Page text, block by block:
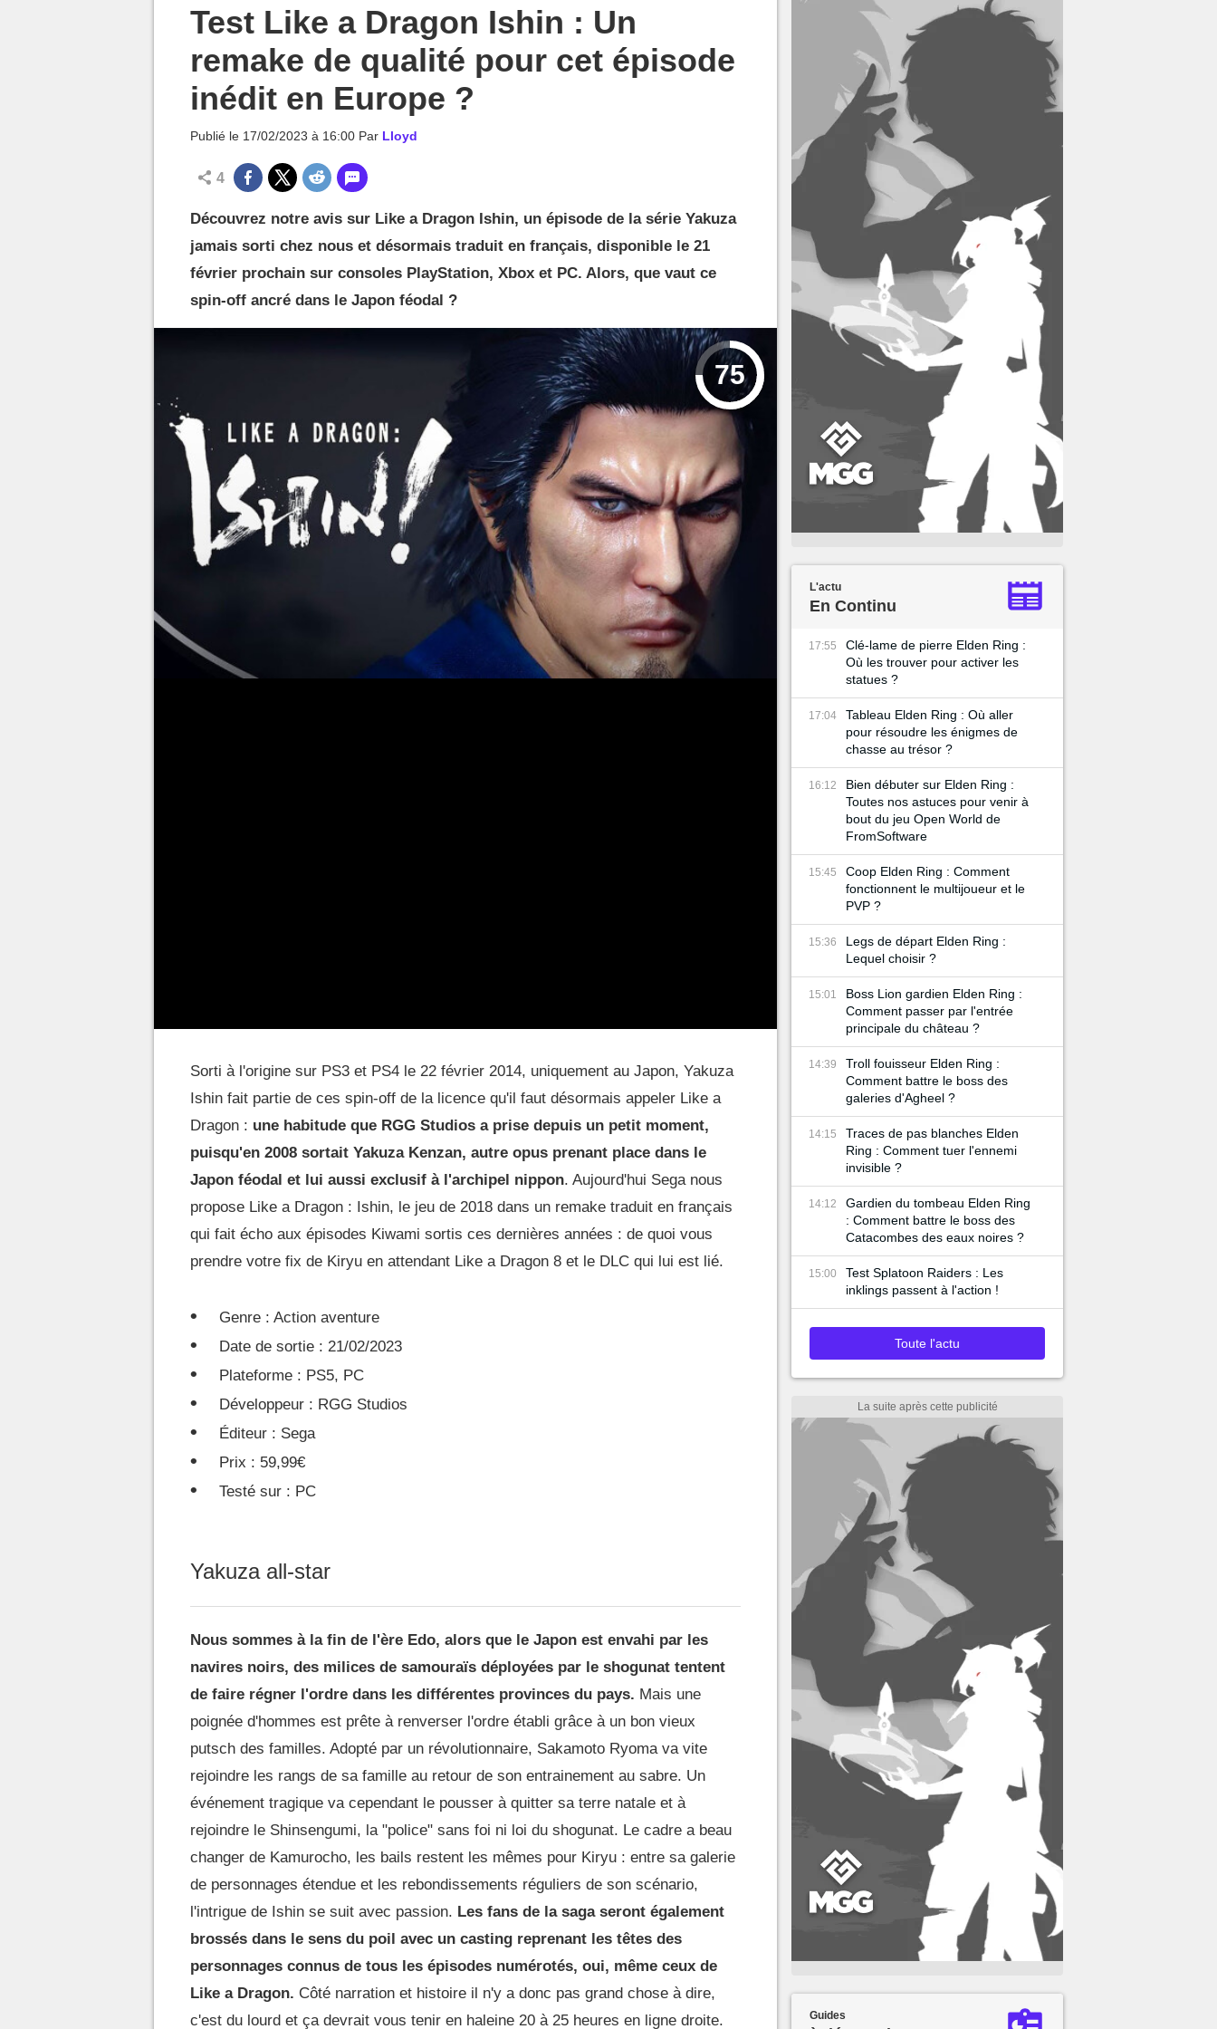
Test Like a Dragon Ishin : Un
remake de qualité pour cet épisode
inédit en Europe ?
Publié le 17/02/2023 à 16:00 Par Lloyd
4
Découvrez notre avis sur Like a Dragon Ishin, un épisode de la série Yakuza
jamais sorti chez nous et désormais traduit en français, disponible le 21
février prochain sur consoles PlayStation, Xbox et PC. Alors, que vaut ce
spin-off ancré dans le Japon féodal ?
75
Sorti à l'origine sur PS3 et PS4 le 22 février 2014, uniquement au Japon, Yakuza
Ishin fait partie de ces spin-off de la licence qu'il faut désormais appeler Like a
Dragon : une habitude que RGG Studios a prise depuis un petit moment,
puisqu'en 2008 sortait Yakuza Kenzan, autre opus prenant place dans le
Japon féodal et lui aussi exclusif à l'archipel nippon. Aujourd'hui Sega nous
propose Like a Dragon : Ishin, le jeu de 2018 dans un remake traduit en français
qui fait écho aux épisodes Kiwami sortis ces dernières années : de quoi vous
prendre votre fix de Kiryu en attendant Like a Dragon 8 et le DLC qui lui est lié.
Genre : Action aventure
Date de sortie : 21/02/2023
Plateforme : PS5, PC
Développeur : RGG Studios
Éditeur : Sega
Prix : 59,99€
Testé sur : PC
Yakuza all-star
Nous sommes à la fin de l'ère Edo, alors que le Japon est envahi par les
navires noirs, des milices de samouraïs déployées par le shogunat tentent
de faire régner l'ordre dans les différentes provinces du pays. Mais une
poignée d'hommes est prête à renverser l'ordre établi grâce à un bon vieux
putsch des familles. Adopté par un révolutionnaire, Sakamoto Ryoma va vite
rejoindre les rangs de sa famille au retour de son entrainement au sabre. Un
événement tragique va cependant le pousser à quitter sa terre natale et à
rejoindre le Shinsengumi, la "police" sans foi ni loi du shogunat. Le cadre a beau
changer de Kamurocho, les bails restent les mêmes pour Kiryu : entre sa galerie
de personnages étendue et les rebondissements réguliers de son scénario,
l'intrigue de Ishin se suit avec passion. Les fans de la saga seront également
brossés dans le sens du poil avec un casting reprenant les têtes des
personnages connus de tous les épisodes numérotés, oui, même ceux de
Like a Dragon. Côté narration et histoire il n'y a donc pas grand chose à dire,
c'est du lourd et ça devrait vous tenir en haleine 20 à 25 heures en ligne droite.
L'actu
En Continu
17:55
Clé-lame de pierre Elden Ring :
Où les trouver pour activer les
statues ?
17:04
Tableau Elden Ring : Où aller
pour résoudre les énigmes de
chasse au trésor ?
16:12
Bien débuter sur Elden Ring :
Toutes nos astuces pour venir à
bout du jeu Open World de
FromSoftware
15:45
Coop Elden Ring : Comment
fonctionnent le multijoueur et le
PVP ?
15:36
Legs de départ Elden Ring :
Lequel choisir ?
15:01
Boss Lion gardien Elden Ring :
Comment passer par l'entrée
principale du château ?
14:39
Troll fouisseur Elden Ring :
Comment battre le boss des
galeries d'Agheel ?
14:15
Traces de pas blanches Elden
Ring : Comment tuer l'ennemi
invisible ?
14:12
Gardien du tombeau Elden Ring
: Comment battre le boss des
Catacombes des eaux noires ?
15:00
Test Splatoon Raiders : Les
inklings passent à l'action !
Toute l'actu
Guides